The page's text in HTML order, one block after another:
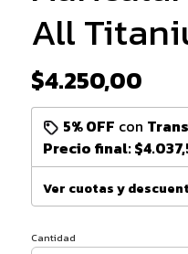
All
$4.250,00
5% OFF con
Precio final:
Ver cuotas y
Cantidad